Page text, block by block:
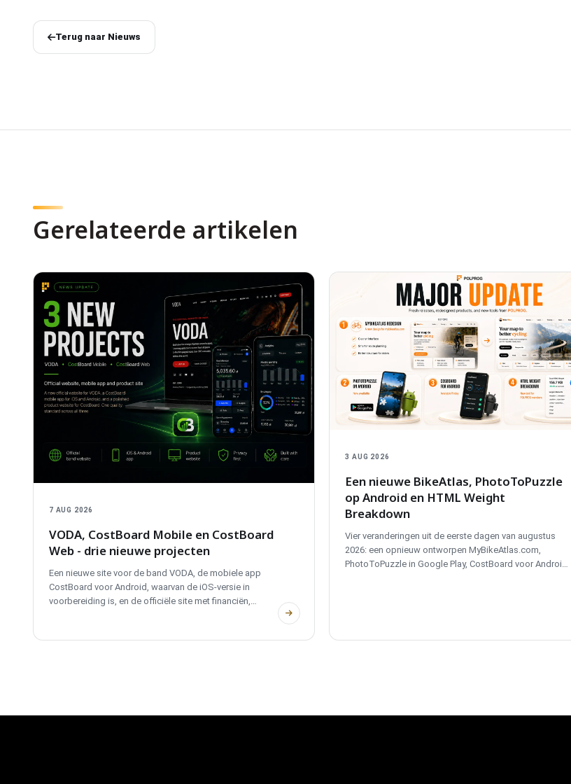
Terug naar Nieuws
Gerelateerde artikelen
7 AUG 2026
VODA, CostBoard Mobile en CostBoard
Web - drie nieuwe projecten
Een nieuwe site voor de band VODA, de mobiele app
CostBoard voor Android, waarvan de iOS-versie in
voorbereiding is, en de officiële site met financiën,
3 AUG 2026
Een nieuwe BikeAtlas, PhotoToPuzzle
op Android en HTML Weight
Breakdown
Vier veranderingen uit de eerste dagen van augustus
2026: een opnieuw ontworpen MyBikeAtlas.com,
PhotoToPuzzle in Google Play, CostBoard voor Android